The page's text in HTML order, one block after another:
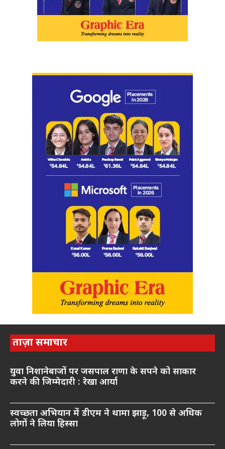
ताज़ा समाचार
युवा निशानेबाजों पर जसपाल राणा के सपने को साकार
करने की जिम्मेदारी : रेखा आर्या
स्वच्छता अभियान में डीएम ने थामा झाड़ू, 100 से अधिक
लोगों ने लिया हिस्सा